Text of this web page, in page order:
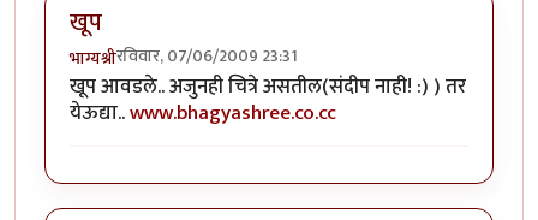
खूप
भाग्यश्रीरविवार, 07/06/2009 23:31
खूप आवडले.. अजुनही चित्रे असतील(संदीप नाही! :) ) तर
येऊद्या..www.bhagyashree.co.cc